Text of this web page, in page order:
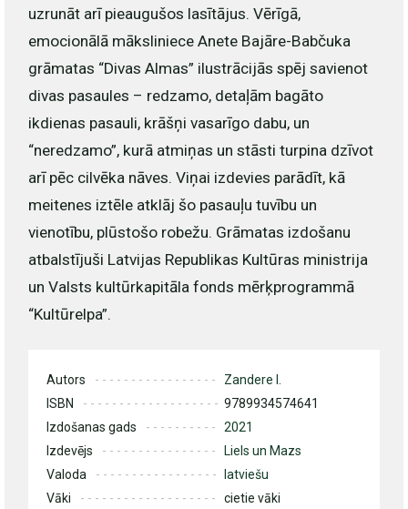
uzrunāt arī pieaugušos lasītājus. Vērīgā,
emocionālā māksliniece Anete Bajāre-Babčuka
grāmatas “Divas Almas” ilustrācijās spēj savienot
divas pasaules – redzamo, detaļām bagāto
ikdienas pasauli, krāšņi vasarīgo dabu, un
“neredzamo”, kurā atmiņas un stāsti turpina dzīvot
arī pēc cilvēka nāves. Viņai izdevies parādīt, kā
meitenes iztēle atklāj šo pasauļu tuvību un
vienotību, plūstošo robežu. Grāmatas izdošanu
atbalstījuši Latvijas Republikas Kultūras ministrija
un Valsts kultūrkapitāla fonds mērķprogrammā
“Kultūrelpa”.
Autors
Zandere I.
ISBN
9789934574641
Izdošanas gads
2021
Izdevējs
Liels un Mazs
Valoda
latviešu
Vāki
cietie vāki